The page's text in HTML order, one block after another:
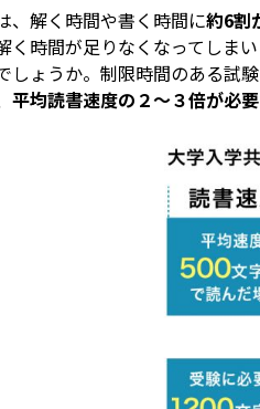
、解く時間や書く時間に約6割
く時間が足りなくなってしま
しょうか。制限時間のある試
平均読書速度の２～３倍が必要